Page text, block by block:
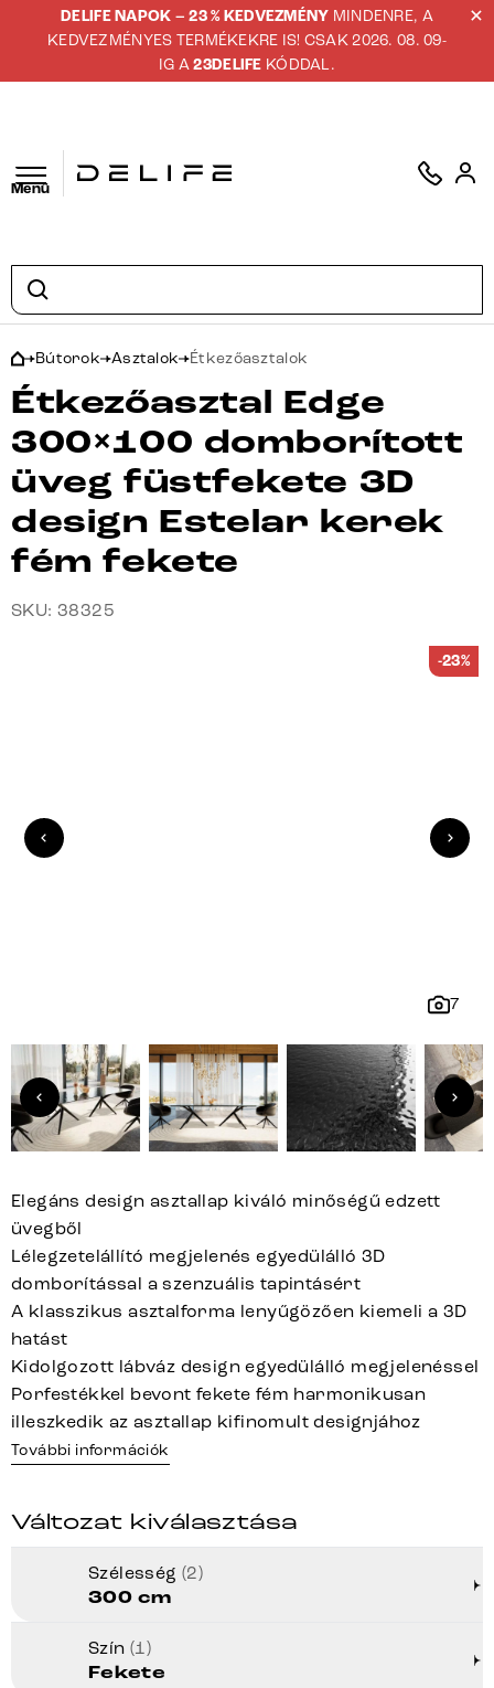
DELIFE NAPOK – 23 % KEDVEZMÉNY MINDENRE, A
KEDVEZMÉNYES TERMÉKEKRE IS! CSAK 2026. 08. 09-
IG A23DELIFE KÓDDAL.
Menü
Bútorok Asztalok Étkezőasztalok
Étkezőasztal Edge
300×100 domborított
üveg füstfekete 3D
design Estelar kerek
fém fekete
SKU: 38325
7
-23%
Elegáns design asztallap kiváló minőségű edzett
üvegből
Lélegzetelállító megjelenés egyedülálló 3D
domborítással a szenzuális tapintásért
A klasszikus asztalforma lenyűgözően kiemeli a 3D
hatást
Kidolgozott lábváz design egyedülálló megjelenéssel
Porfestékkel bevont fekete fém harmonikusan
illeszkedik az asztallap kifinomult designjához
További információk
Változat kiválasztása
Szélesség (2)
300 cm
Szín (1)
Fekete